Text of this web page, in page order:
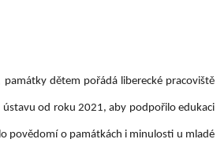
dětem pořádá liberecké pracoviště
od roku 2021, aby podpořilo edukaci
povědomí o památkách i minulosti u mladé